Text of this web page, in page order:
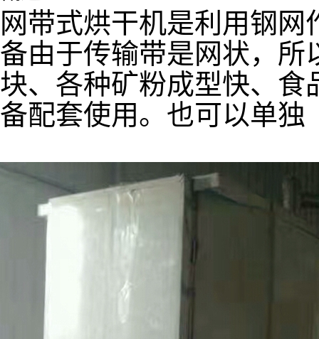
网带式烘干机是利用钢
备由于传输带是网状，所
块、各种矿粉成型快、食
备配套使用。也可以单独